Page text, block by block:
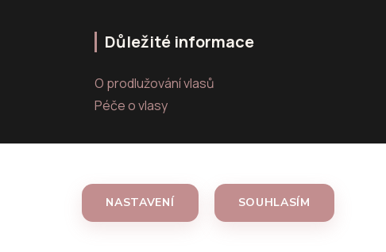
Důležité informace
O prodlužování vlasů
Péče o vlasy
NASTAVENÍ SOUHLASÍM